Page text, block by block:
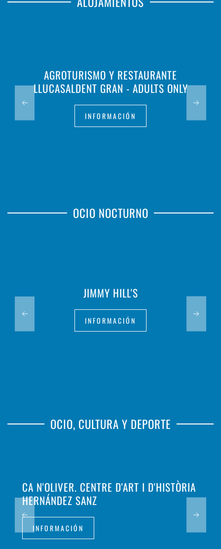
AGROTURISMO Y RESTAURANTE
LLUCASALDENT GRAN - ADULTS ONLY
INFORMACIÓN
OCIO NOCTURNO
JIMMY HILL'S
INFORMACIÓN
OCIO, CULTURA Y DEPORTE
CA N'OLIVER. CENTRE D'ART I D'HISTÒRIA
HERNÁNDEZ SANZ
INFORMACIÓN